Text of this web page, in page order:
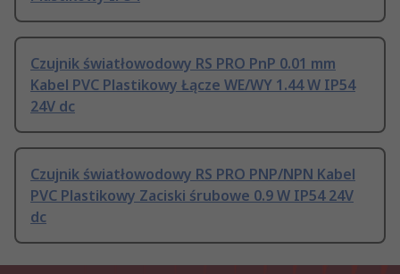
Czujnik światłowodowy RS PRO PnP 0.01 mm
Kabel PVC Plastikowy Łącze WE/WY 1.44 W IP54
24V dc
Czujnik światłowodowy RS PRO PNP/NPN Kabel
PVC Plastikowy Zaciski śrubowe 0.9 W IP54 24V
dc